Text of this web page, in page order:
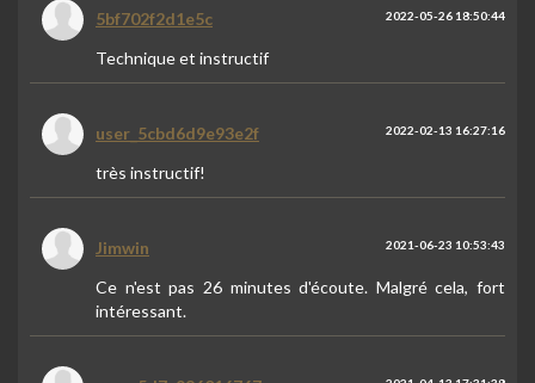
5bf702f2d1e5c 2022-05-26 18:50:44
Technique et instructif
user_5cbd6d9e93e2f 2022-02-13 16:27:16
très instructif!
Jimwin 2021-06-23 10:53:43
Ce n'est pas 26 minutes d'écoute. Malgré cela, fort
intéressant.